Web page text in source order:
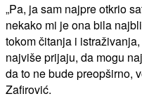
„Pa, ja sam najpre otkrio
nekako mi je ona bila
tokom čitanja i
najviše prijaju, da mogu
da to ne bude preopširno,
Zafirović.